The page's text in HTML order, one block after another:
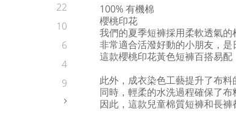
22
10
6
4
9
100% 有機棉
櫻桃印花
我們的夏季短褲採用柔軟透氣
非常適合活潑好動的小朋友，是
這款櫻桃印花黃色短褲百搭易配
此外，成衣染色工藝提升了布料
同時，輕柔的水洗過程確保了
因此，這款兒童棉質短褲和長褲